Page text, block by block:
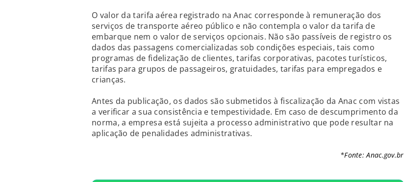
O valor da tarifa aérea registrado na Anac corresponde à remuneração dos
serviços de transporte aéreo público e não contempla o valor da tarifa de
embarque nem o valor de serviços opcionais. Não são passíveis de registro os
dados das passagens comercializadas sob condições especiais, tais como
programas de fidelização de clientes, tarifas corporativas, pacotes turísticos,
tarifas para grupos de passageiros, gratuidades, tarifas para empregados e
crianças.
Antes da publicação, os dados são submetidos à fiscalização da Anac com vistas
a verificar a sua consistência e tempestividade. Em caso de descumprimento da
norma, a empresa está sujeita a processo administrativo que pode resultar na
aplicação de penalidades administrativas.
*Fonte: Anac.gov.br